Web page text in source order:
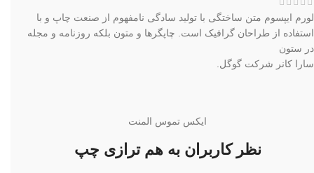
لورم ایپسوم متن ساختگی با تولید سادگی نامفهوم از صنعت چاپ و با
استفاده از طراحان گرافیک است. چاپگرها و متون بلکه روزنامه و مجله
در ستون
سارا کانر شرکت گوگل.
ایکس تموس المنت
نظر کاربران به هم ترازی چپ